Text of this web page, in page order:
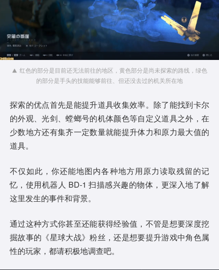
红色的部分是目前还无法前往的地区，黄色部分是尚未探索的路线，绿色
的部分是手头的技能能够前往、但还没去过的机关所在地
探索的优点首先是能提升道具收集效率。除了能找到卡尔
的外观、光剑、螳螂号的机体颜色等自定义道具之外，在
少数地方还有集齐一定数量就能提升体力和原力最大值的
道具。
不仅如此，你还能地图内各种地方用原力读取残留的记
忆，使用机器人 BD-1 扫描感兴趣的物体，更深入地了解
这里发生的事件和背景。
通过这种方式你甚至还能获得经验值，不管是想要深度挖
掘故事的《星球大战》粉丝，还是想要提升游戏中角色属
性的玩家，都请积极地调查吧。